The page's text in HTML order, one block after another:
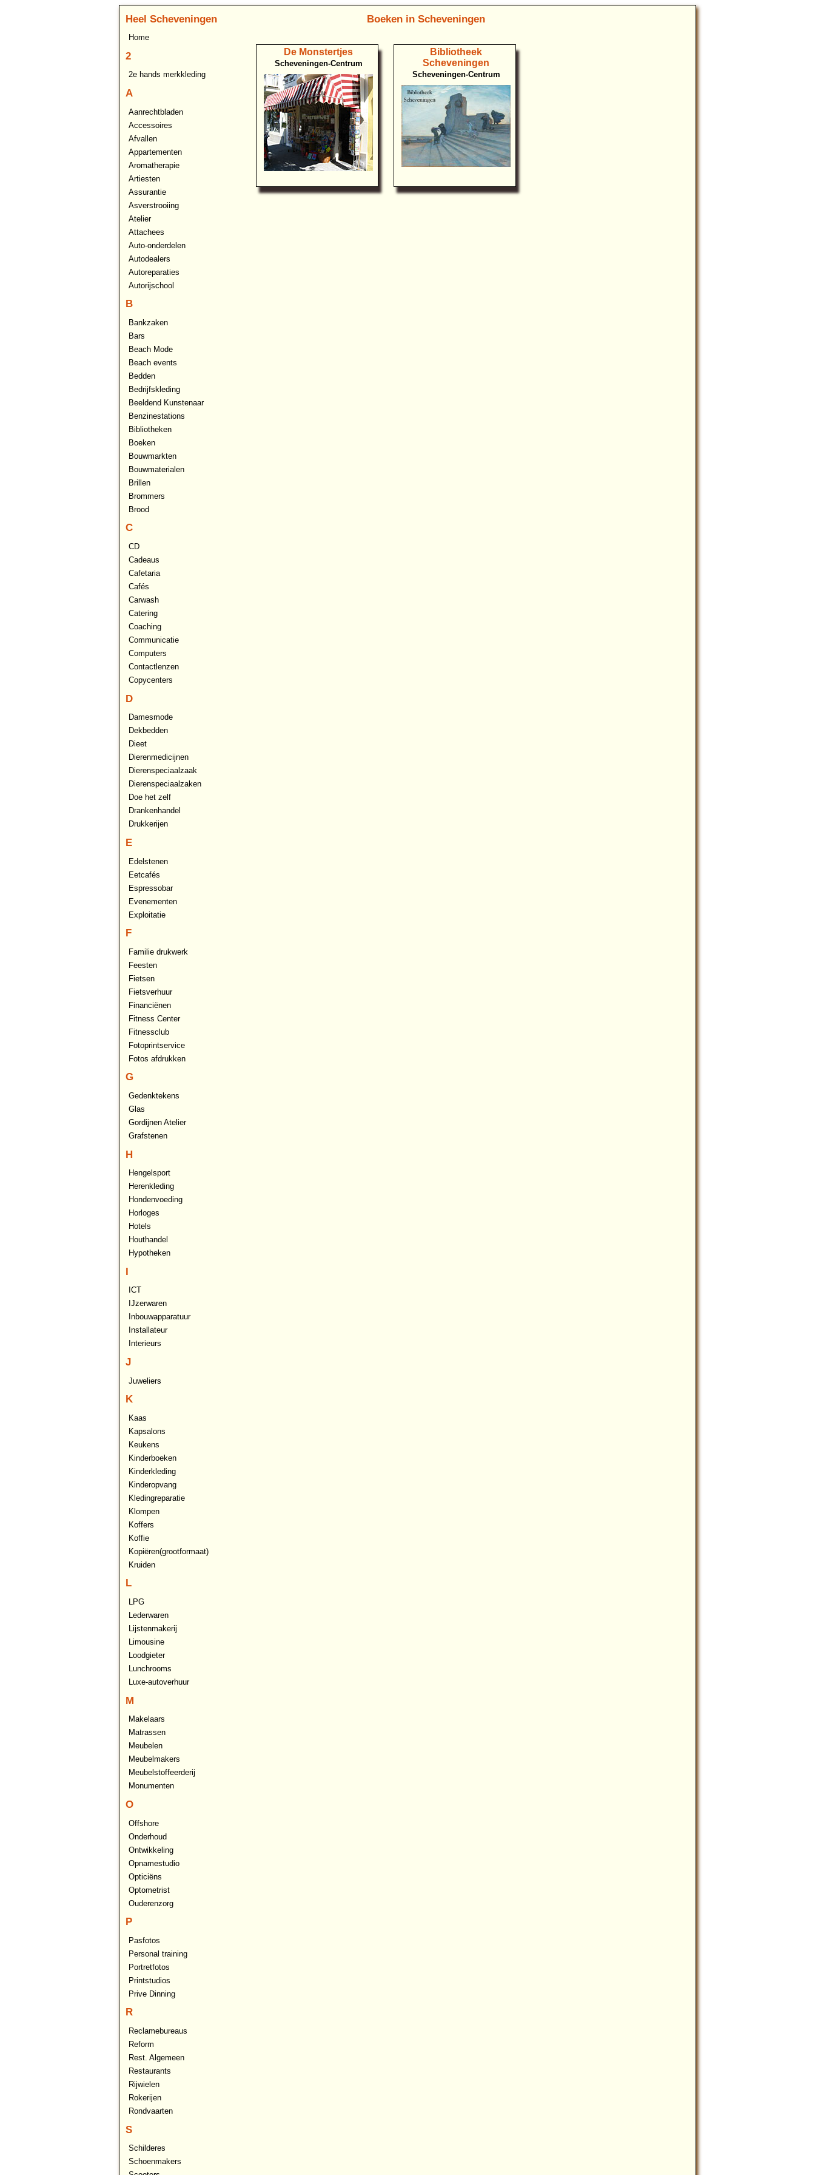
Heel Scheveningen
Home
2
2e hands merkkleding
A
Aanrechtbladen
Accessoires
Afvallen
Appartementen
Aromatherapie
Artiesten
Assurantie
Asverstrooiing
Atelier
Attachees
Auto-onderdelen
Autodealers
Autoreparaties
Autorijschool
B
Bankzaken
Bars
Beach Mode
Beach events
Bedden
Bedrijfskleding
Beeldend Kunstenaar
Benzinestations
Bibliotheken
Boeken
Bouwmarkten
Bouwmaterialen
Brillen
Brommers
Brood
C
CD
Cadeaus
Cafetaria
Cafés
Carwash
Catering
Coaching
Communicatie
Computers
Contactlenzen
Copycenters
D
Damesmode
Dekbedden
Dieet
Dierenmedicijnen
Dierenspeciaalzaak
Dierenspeciaalzaken
Doe het zelf
Drankenhandel
Drukkerijen
E
Edelstenen
Eetcafés
Espressobar
Evenementen
Exploitatie
F
Familie drukwerk
Feesten
Fietsen
Fietsverhuur
Financiënen
Fitness Center
Fitnessclub
Fotoprintservice
Fotos afdrukken
G
Gedenktekens
Glas
Gordijnen Atelier
Grafstenen
H
Hengelsport
Herenkleding
Hondenvoeding
Horloges
Hotels
Houthandel
Hypotheken
I
ICT
IJzerwaren
Inbouwapparatuur
Installateur
Interieurs
J
Juweliers
K
Kaas
Kapsalons
Keukens
Kinderboeken
Kinderkleding
Kinderopvang
Kledingreparatie
Klompen
Koffers
Koffie
Kopiëren(grootformaat)
Kruiden
L
LPG
Lederwaren
Lijstenmakerij
Limousine
Loodgieter
Lunchrooms
Luxe-autoverhuur
M
Makelaars
Matrassen
Meubelen
Meubelmakers
Meubelstoffeerderij
Monumenten
O
Offshore
Onderhoud
Ontwikkeling
Opnamestudio
Opticiëns
Optometrist
Ouderenzorg
P
Pasfotos
Personal training
Portretfotos
Printstudios
Prive Dinning
R
Reclamebureaus
Reform
Rest. Algemeen
Restaurants
Rijwielen
Rokerijen
Rondvaarten
S
Schilderes
Schoenmakers
Boeken in Scheveningen
De Monstertjes
Scheveningen-Centrum
Bibliotheek
Scheveningen
Scheveningen-Centrum